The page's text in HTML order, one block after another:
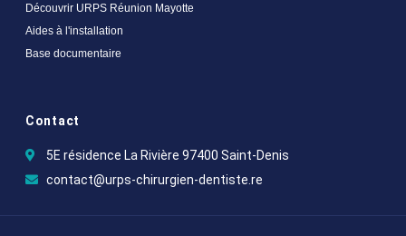
Découvrir URPS Réunion Mayotte
Aides à l'installation
Base documentaire
Contact
5E résidence La Rivière 97400 Saint-Denis
contact@urps-chirurgien-dentiste.re